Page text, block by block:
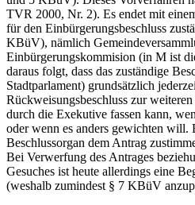
TVR 2000, Nr. 2). Es endet mit
für den Einbürgerungsbeschluss
KBüV), nämlich
Einbürgerungskommision (in M ist
daraus folgt, dass das zuständige
Stadtparlament) grundsätzlich
Rückweisungsbeschluss zur
durch die Exekutive fassen kann,
oder wenn es anders gewichten will.
Beschlussorgan dem Antrag
Bei Verwerfung des Antrages
Gesuches ist heute allerdings eine
(weshalb zumindest § 7 KBüV